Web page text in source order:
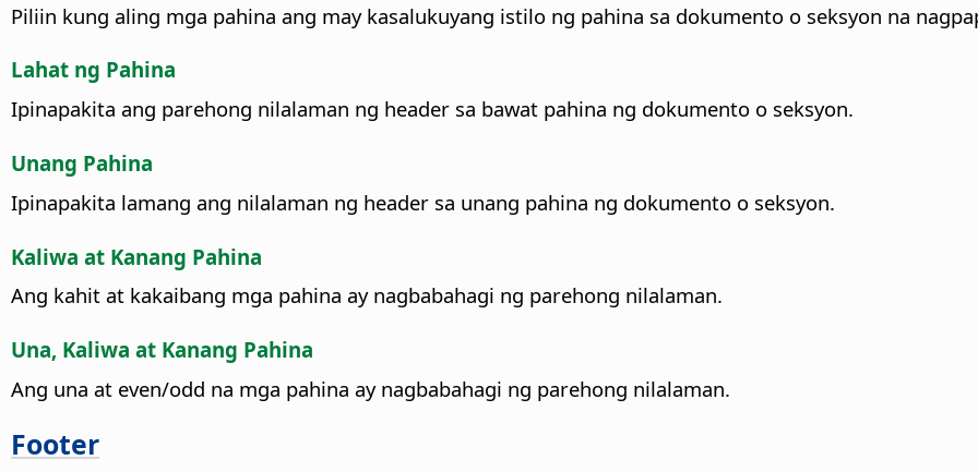
Piliin kung aling mga pahina ang may kasalukuyang istilo ng pahina sa dokumento o seksyon na
Lahat ng Pahina
Ipinapakita ang parehong nilalaman ng header sa bawat pahina ng dokumento o seksyon.
Unang Pahina
Ipinapakita lamang ang nilalaman ng header sa unang pahina ng dokumento o seksyon.
Kaliwa at Kanang Pahina
Ang kahit at kakaibang mga pahina ay nagbabahagi ng parehong nilalaman.
Una, Kaliwa at Kanang Pahina
Ang una at even/odd na mga pahina ay nagbabahagi ng parehong nilalaman.
Footer